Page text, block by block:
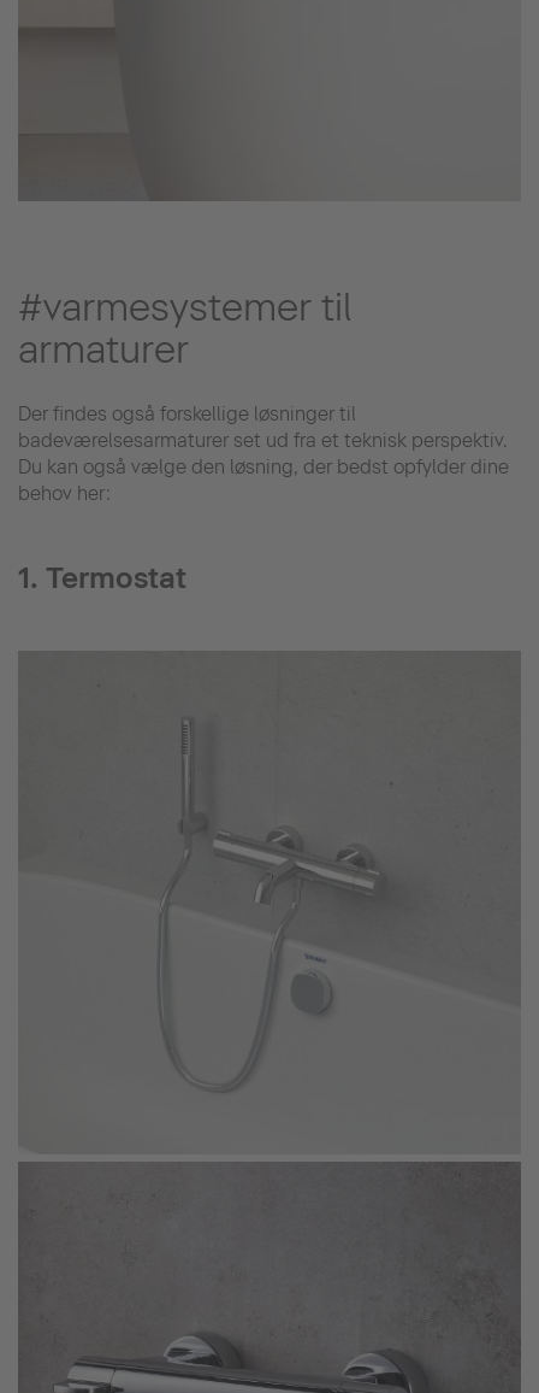
#varmesystemer til
armaturer
Der findes også forskellige løsninger til
badeværelsesarmaturer set ud fra et teknisk perspektiv.
Du kan også vælge den løsning, der bedst opfylder dine
behov her:
1. Termostat